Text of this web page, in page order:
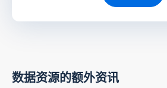
数据资源的额外资讯